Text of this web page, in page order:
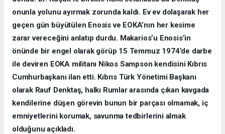
onunla yolunu ayırmak zorunda kaldı. Ev ev dolaşarak her
geçen gün büyütülen Enosis ve EOKA’nın her kesime
zarar vereceğini anlatıp durdu. Makarios’u Enosis’in
önünde bir engel olarak görüp 15 Temmuz 1974’de darbe
ile deviren EOKA militanı Nikos Sampson kendisini Kıbrıs
Cumhurbaşkanı ilan etti. Kıbrıs Türk Yönetimi Başkanı
olarak Rauf Denktaş, halkı Rumlar arasında çıkan kavgada
kendilerine düşen görevin bunun bir parçası olmamak, iç
emniyetlerini korumak, savunma tedbirlerini almak
olduğunu açıkladı.